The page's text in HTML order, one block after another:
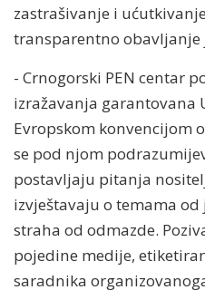
zastrašivanje i
transparentno obavljanje
- Crnogorski PEN centar
izražavanja garantovana
Evropskom konvencijom
se pod njom
postavljaju pitanja
izvještavaju o temama
straha od odmazde.
pojedine medije,
saradnika